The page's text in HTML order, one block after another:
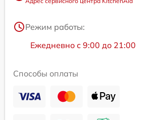
Режим работы:
Ежедневно с 9:00 до 21:00
Способы оплаты